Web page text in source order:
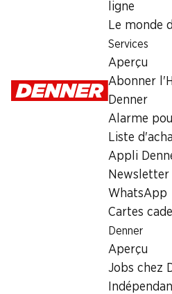
ligne
Le monde
Services
Aperçu
Abonner
Denner
Alarme
Liste
Appli
Newsletter
WhatsApp
Cartes
Denner
Aperçu
Jobs chez
Mercredi
Retrait
postale / M-Card